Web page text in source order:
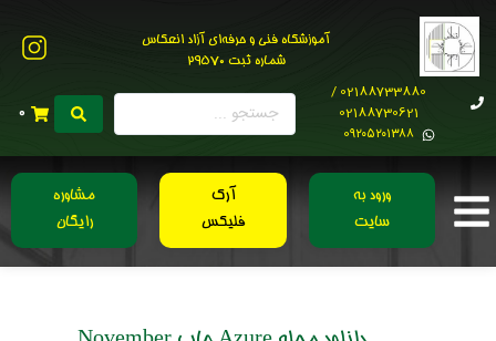
آموزشگاه فنی و حرفه‌ای آزاد انعکاس
شماره ثبت 29570
02188733880 /
02188730621
0۹۲۰۵۲۰۱۳۸۸
0
ورود به
سایت
آرک
فلیکس
مشاوره
رایگان